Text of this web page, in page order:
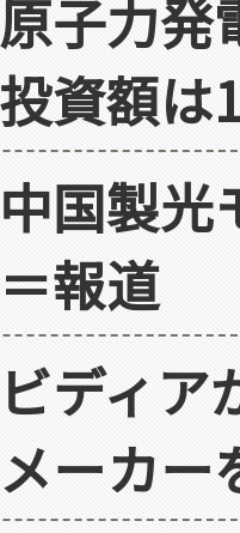
子力
資額は
国製光
報道
ディア
ーカー